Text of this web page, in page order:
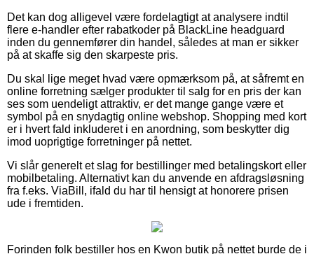
Det kan dog alligevel være fordelagtigt at analysere indtil
flere e-handler efter rabatkoder på BlackLine headguard
inden du gennemfører din handel, således at man er sikker
på at skaffe sig den skarpeste pris.
Du skal lige meget hvad være opmærksom på, at såfremt en
online forretning sælger produkter til salg for en pris der kan
ses som uendeligt attraktiv, er det mange gange være et
symbol på en snydagtig online webshop. Shopping med kort
er i hvert fald inkluderet i en anordning, som beskytter dig
imod uoprigtige forretninger på nettet.
Vi slår generelt et slag for bestillinger med betalingskort eller
mobilbetaling. Alternativt kan du anvende en afdragsløsning
fra f.eks. ViaBill, ifald du har til hensigt at honorere prisen
ude i fremtiden.
Forinden folk bestiller hos en Kwon butik på nettet burde de i